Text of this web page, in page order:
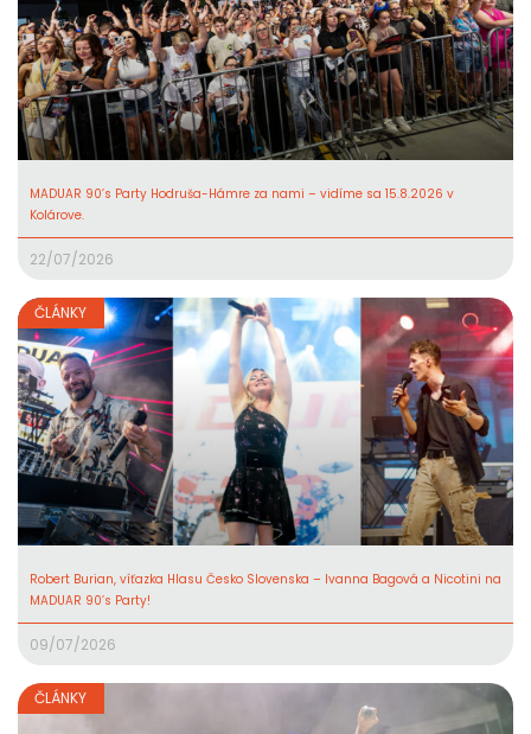
MADUAR 90’s Party Hodruša-Hámre za nami – vidíme sa 15.8.2026 v
Kolárove.
22/07/2026
ČLÁNKY
Robert Burian, víťazka Hlasu Česko Slovenska – Ivanna Bagová a Nicotini na
MADUAR 90’s Party!
09/07/2026
ČLÁNKY